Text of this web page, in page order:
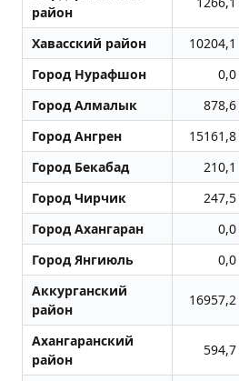
район
Хавасский район 10204,1
Город Нурафшон
0,0
Город Алмалык
878,6
Город Ангрен
15161,8
Город Бекабад
210,1
Город Чиpчик
247,5
Город Ахангаран
0,0
Город Янгиюль
0,0
Аккурганский
район
16957,2
Ахангаранский
район
594,7